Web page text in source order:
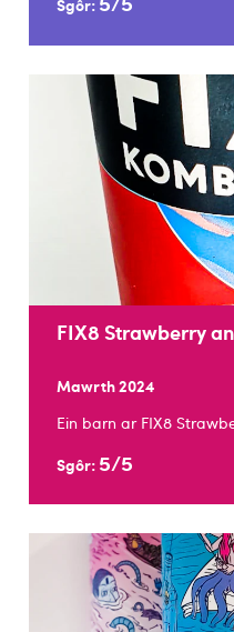
Sgôr:
FIX8 Strawberry
Mawrth 2024
Ein barn ar FIX8
Sgôr: 5/5